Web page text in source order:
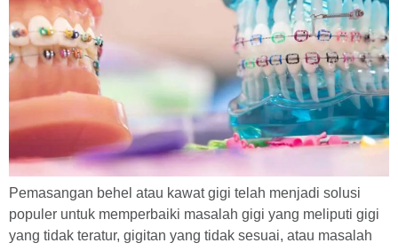
Pemasangan behel atau kawat gigi telah menjadi solusi
populer untuk memperbaiki masalah gigi yang meliputi gigi
yang tidak teratur, gigitan yang tidak sesuai, atau masalah